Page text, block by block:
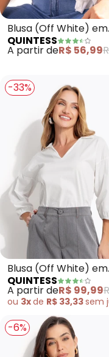
Blusa (Off White) em
Malha de Algodão
Penteado
QUINTESS
A partir deR$ 56,99
-33%
Blusa (Off White) em
Tricoline
QUINTESS
A partir deR$ 99,99
ou 3xde R$ 33,33sem
-6%